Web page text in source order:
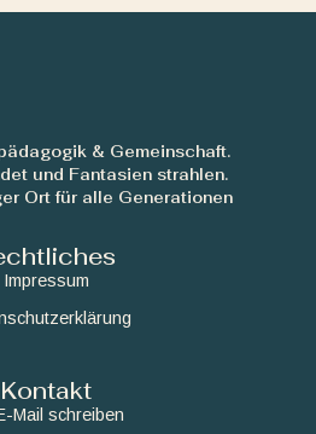
& Gemeinschaft.
und Fantasien strahlen.
Ort für alle Generationen
Impressum
Kontakt
Mail schreiben